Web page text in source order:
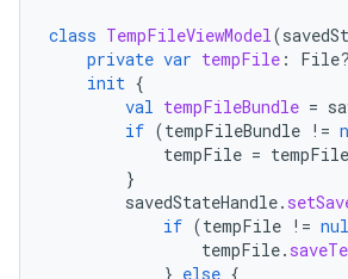
class TempFileViewModel(
private var tempFile : File?
init {
val tempFileBundle =
if (tempFileBundle !=
tempFile =
}
savedStateHandle.
if (tempFile !=
tempFile.
} else {